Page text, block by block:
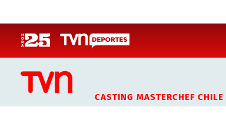
CASTING MASTERCHEF CHILE